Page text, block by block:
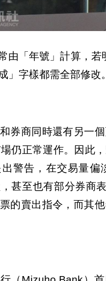
由「年號」計算，若
」字樣都需全部修改
券商同時還有另一
仍正常運作。因此
出警告，在交易量
，甚至也有部分券商
的賣出指令，而其